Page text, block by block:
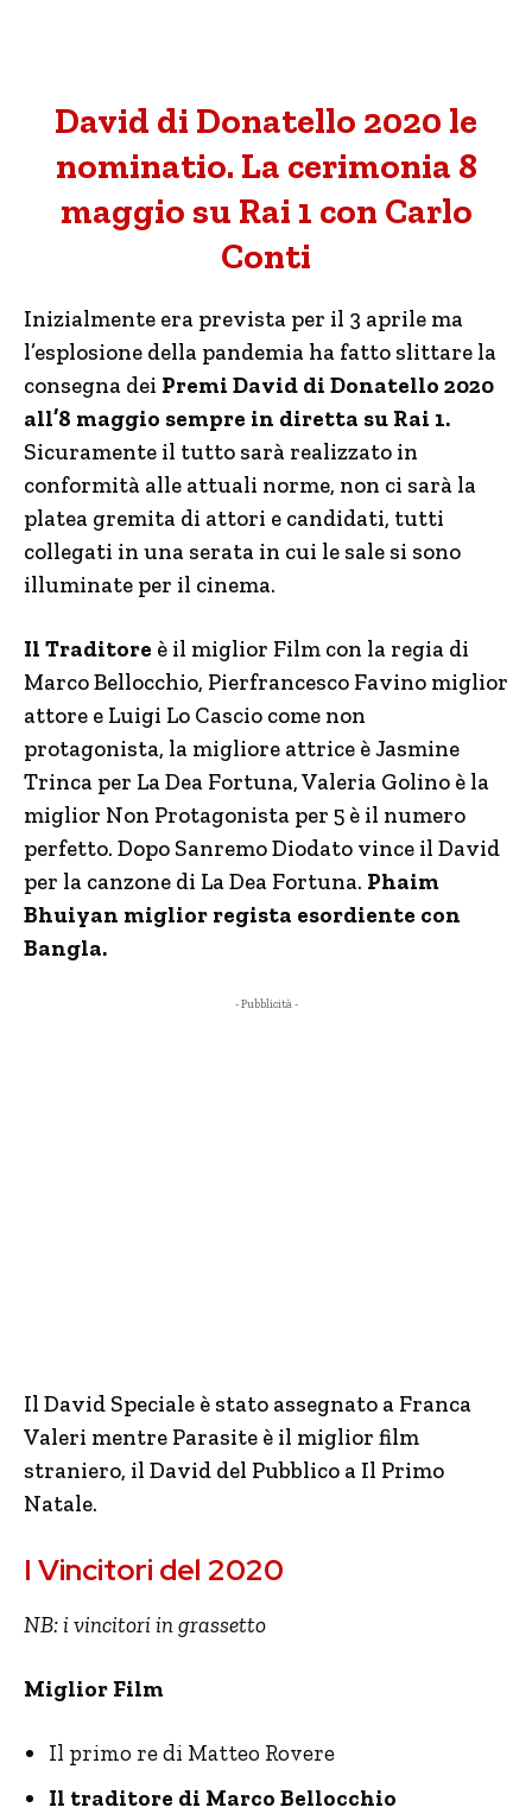
David di Donatello 2020 le
nominatio. La cerimonia 8
maggio su Rai 1 con Carlo
Conti
Inizialmente era prevista per il 3 aprile ma
l’esplosione della pandemia ha fatto slittare la
consegna dei Premi David di Donatello 2020
all’8 maggio sempre in diretta su Rai 1.
Sicuramente il tutto sarà realizzato in
conformità alle attuali norme, non ci sarà la
platea gremita di attori e candidati, tutti
collegati in una serata in cui le sale si sono
illuminate per il cinema.
Il Traditore è il miglior Film con la regia di
Marco Bellocchio, Pierfrancesco Favino miglior
attore e Luigi Lo Cascio come non
protagonista, la migliore attrice è Jasmine
Trinca per La Dea Fortuna, Valeria Golino è la
miglior Non Protagonista per 5 è il numero
perfetto. Dopo Sanremo Diodato vince il David
per la canzone di La Dea Fortuna. Phaim
Bhuiyan miglior regista esordiente con
Bangla.
- Pubblicità -
Il David Speciale è stato assegnato a Franca
Valeri mentre Parasite è il miglior film
straniero, il David del Pubblico a Il Primo
Natale.
I Vincitori del 2020
NB: i vincitori in grassetto
Miglior Film
Il primo re di Matteo Rovere
Il traditore di Marco Bellocchio